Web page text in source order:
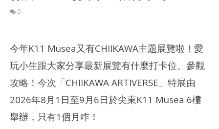
九龍 荃灣綫 2026 年 8 月 2 日 香港愛玩生
多圖分享｜CHIIKAWA ARTIVERSE